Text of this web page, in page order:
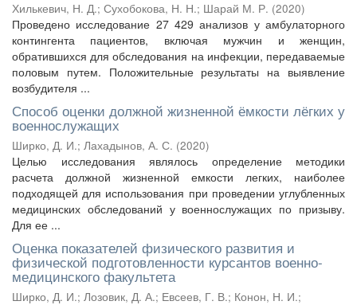
Хилькевич, Н. Д.; Сухобокова, Н. Н.; Шарай М. Р. (2020)
Проведено исследование 27 429 анализов у амбулаторного
контингента пациентов, включая мужчин и женщин,
обратившихся для обследования на инфекции, передаваемые
половым путем. Положительные результаты на выявление
возбудителя ...
Способ оценки должной жизненной ёмкости лёгких у
военнослужащих
Ширко, Д. И.; Лахадынов, А. С. (2020)
Целью исследования являлось определение методики
расчета должной жизненной емкости легких, наиболее
подходящей для использования при проведении углубленных
медицинских обследований у военнослужащих по призыву.
Для ее ...
Оценка показателей физического развития и
физической подготовленности курсантов военно-
медицинского факультета
Ширко, Д. И.; Лозовик, Д. А.; Евсеев, Г. В.; Конон, Н. И.;